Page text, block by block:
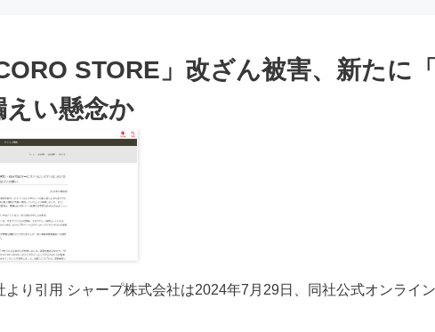
STORE」改ざん被害、新たに
い懸念か
より引用 シャープ株式会社は2024年7月29日、同社公式オンライ